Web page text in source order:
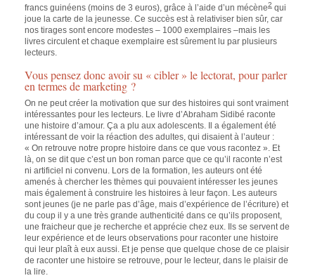
francs guinéens (moins de 3 euros), grâce à l’aide d’un mécène2 qui
joue la carte de la jeunesse. Ce succès est à relativiser bien sûr, car
nos tirages sont encore modestes – 1000 exemplaires –mais les
livres circulent et chaque exemplaire est sûrement lu par plusieurs
lecteurs.
Vous pensez donc avoir su « cibler » le lectorat, pour parler
en termes de marketing ?
On ne peut créer la motivation que sur des histoires qui sont vraiment
intéressantes pour les lecteurs. Le livre d’Abraham Sidibé raconte
une histoire d’amour. Ça a plu aux adolescents. Il a également été
intéressant de voir la réaction des adultes, qui disaient à l’auteur :
« On retrouve notre propre histoire dans ce que vous racontez ». Et
là, on se dit que c’est un bon roman parce que ce qu’il raconte n’est
ni artificiel ni convenu. Lors de la formation, les auteurs ont été
amenés à chercher les thèmes qui pouvaient intéresser les jeunes
mais également à construire les histoires à leur façon. Les auteurs
sont jeunes (je ne parle pas d’âge, mais d’expérience de l’écriture) et
du coup il y a une très grande authenticité dans ce qu’ils proposent,
une fraicheur que je recherche et apprécie chez eux. Ils se servent de
leur expérience et de leurs observations pour raconter une histoire
qui leur plaît à eux aussi. Et je pense que quelque chose de ce plaisir
de raconter une histoire se retrouve, pour le lecteur, dans le plaisir de
la lire.